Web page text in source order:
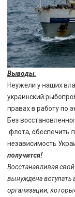
Выводы.
Неужели у наших
украинский
правах в работу по
Без
флота, обеспечить
независимость
получится!
Восстанавливая
вынуждена
организации,